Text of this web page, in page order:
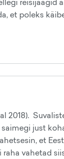
et poleks
2018).
just
et
vahetad